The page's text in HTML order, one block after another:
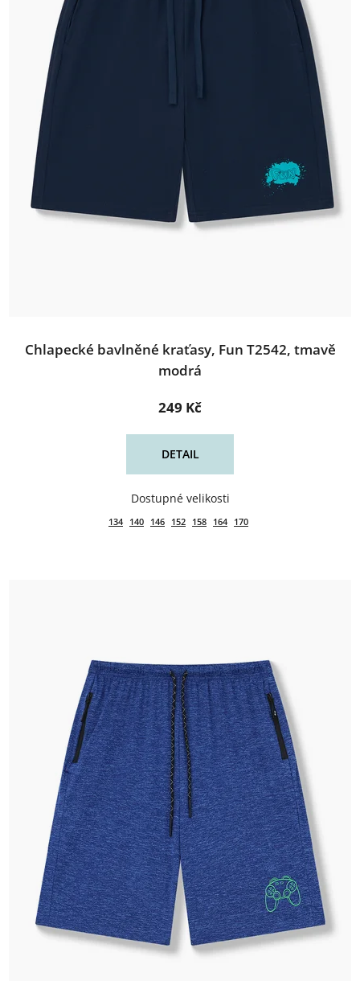
Chlapecké bavlněné kraťasy, Fun T2542, tmavě
modrá
249 Kč
DETAIL
134 140 146 152 158 164 170